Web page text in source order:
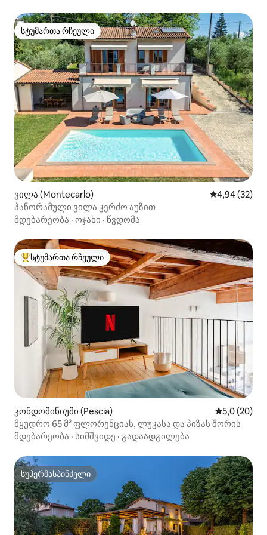
სტუმართა რჩეული
სტუმართა რჩეული
ვილა (Montecarlo) საშუალო
4,94 (32)
პანორამული ვილა კერძო აუზით
მდებარეობა · ოჯახი · წვდომა
სტუმართა რჩეული მოწინავე ვარიანტი
სტუმართა რჩეული
კონდომინიუმი (Pescia) საშუალო
5,0 (20)
მყუდრო 65 მ² ფლორენციას, ლუკასა და პიზას შორის
მდებარეობა · სიმშვიდე · გადაადგილება
სუპერმასპინძელი
სუპერმასპინძელი